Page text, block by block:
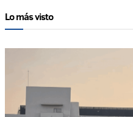
Lo más visto